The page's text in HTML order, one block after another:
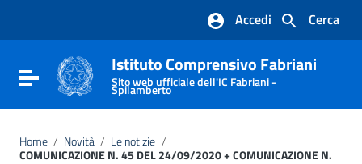
Vai al footer
Cerca
Accedi
Attiva / disattiva la navigazione
Istituto Comprensivo Fabriani
Sito web ufficiale dell'IC Fabriani -
Spilamberto
Home / Novità / Le notizie /
COMUNICAZIONE N. 45 DEL 24/09/2020 + COMUNICAZIONE N.